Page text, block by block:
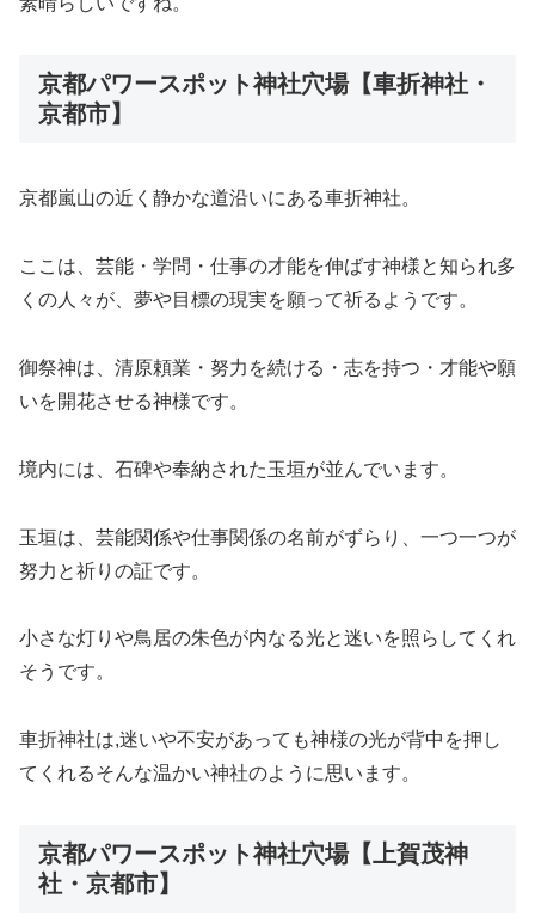
京都パワースポット神社穴場【車折神社・
京都市】
京都嵐山の近く静かな道沿いにある車折神社。
ここは、芸能・学問・仕事の才能を伸ばす神様と知られ多
くの人々が、夢や目標の現実を願って祈るようです。
御祭神は、清原頼業・努力を続ける・志を持つ・才能や願
いを開花させる神様です。
境内には、石碑や奉納された玉垣が並んでいます。
玉垣は、芸能関係や仕事関係の名前がずらり、一つ一つが
努力と祈りの証です。
小さな灯りや鳥居の朱色が内なる光と迷いを照らしてくれ
そうです。
車折神社は,迷いや不安があっても神様の光が背中を押し
てくれるそんな温かい神社のように思います。
京都パワースポット神社穴場【上賀茂神
社・京都市】